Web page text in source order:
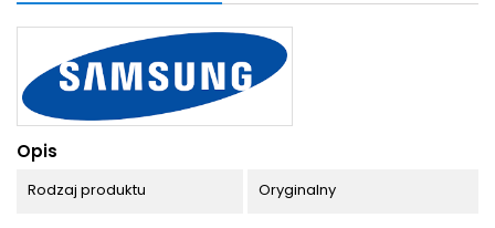
Opis
Rodzaj produktu Oryginalny